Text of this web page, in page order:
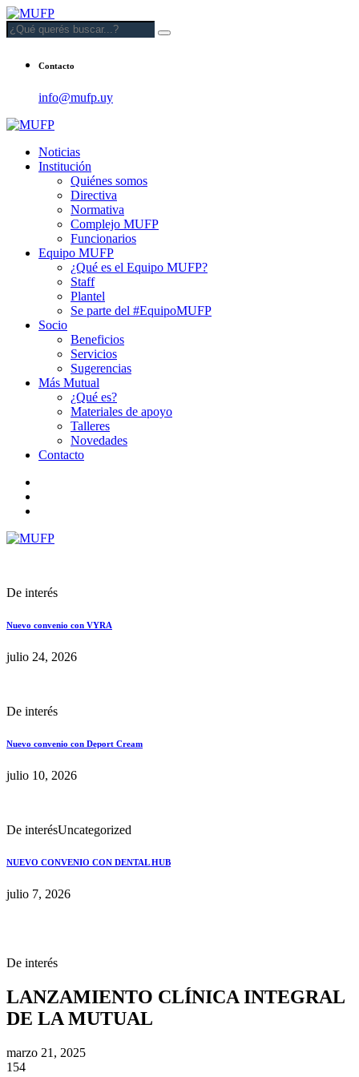
Contacto
info@mufp.uy
Noticias
Institución
Quiénes somos
Directiva
Normativa
Complejo MUFP
Funcionarios
Equipo MUFP
¿Qué es el Equipo MUFP?
Staff
Plantel
Se parte del #EquipoMUFP
Socio
Beneficios
Servicios
Sugerencias
Más Mutual
¿Qué es?
Materiales de apoyo
Talleres
Novedades
Contacto
De interés
Nuevo convenio con VYRA
julio 24, 2026
De interés
Nuevo convenio con Deport Cream
julio 10, 2026
De interésUncategorized
NUEVO CONVENIO CON DENTAL HUB
julio 7, 2026
De interés
LANZAMIENTO CLÍNICA INTEGRAL
DE LA MUTUAL
marzo 21, 2025
154